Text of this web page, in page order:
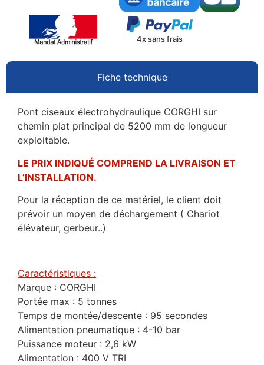
4x sans frais
Fiche technique
Pont ciseaux électrohydraulique CORGHI sur
chemin plat principal de 5200 mm de longueur
exploitable.
LE PRIX INDIQUÉ COMPREND LA LIVRAISON ET
L’INSTALLATION.
Pour la réception de ce matériel, le client doit
prévoir un moyen de déchargement ( Chariot
élévateur, gerbeur..)
Caractéristiques :
Marque : CORGHI
Portée max : 5 tonnes
Temps de montée/descente : 95 secondes
Alimentation pneumatique : 4-10 bar
Puissance moteur : 2,6 kW
Alimentation : 400 V TRI